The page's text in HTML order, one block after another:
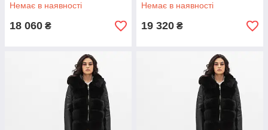
Немає в наявності
18 060 ₴
Немає в наявності
19 320 ₴